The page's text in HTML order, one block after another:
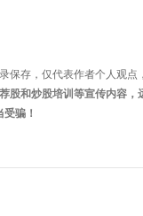
保存，仅代表作者个人观
股和炒股培训等宣传内容
骗！